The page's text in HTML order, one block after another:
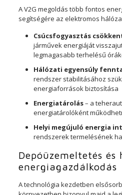
A V2G megoldás több fontos
segítségére az elektromos
Csúcsfogyasztás
járművek energiáját
legmagasabb terhelésű
Hálózati egyensúly
rendszer stabilitásához
energiaforrások biztosítása
Energiatárolás– a
energiatárolóként
Helyi megújuló energia
rendszerek termelésének
Depóüzemeltetés és
energiagazdálkodás
A technológia kezdetben